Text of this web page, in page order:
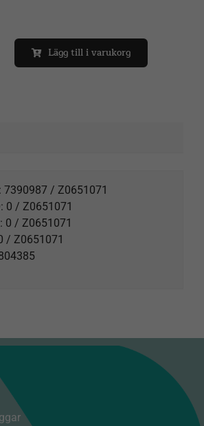
Lägg till i varukorg
7390987 / Z0651071
0 / Z0651071
0 / Z0651071
/ Z0651071